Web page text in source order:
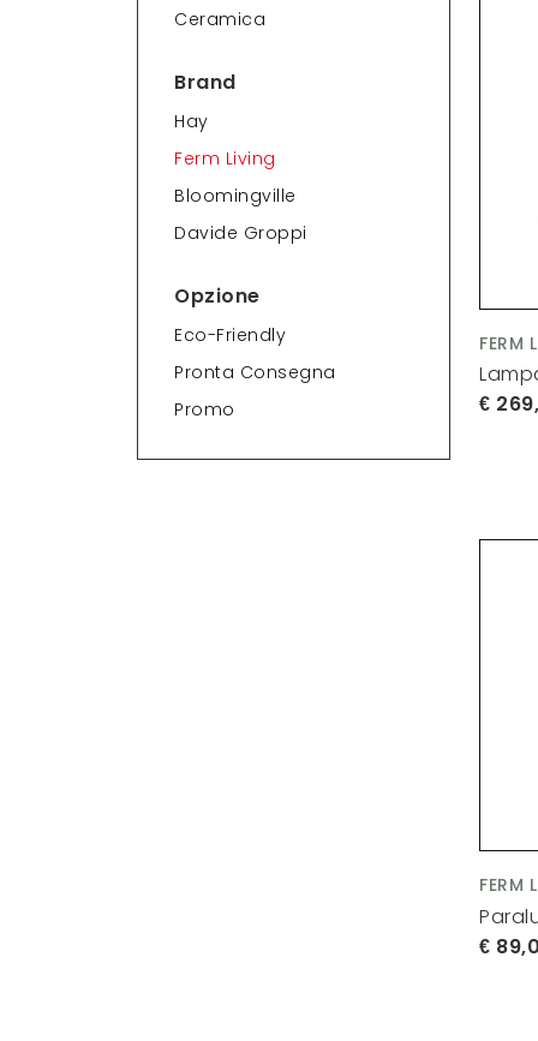
Ceramica
Brand
Hay
Ferm Living
Bloomingville
Davide Groppi
Opzione
Eco-Friendly
Pronta Consegna
Promo
FERM
FERM